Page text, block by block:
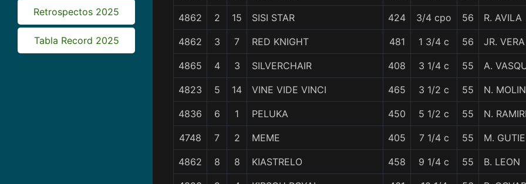
Retrospectos 2025
Tabla Record 2025
4862 2 15 SISI STAR 424 3/4 cpo 56 R. AVILA
4862 3 7 RED KNIGHT 481 1 3/4 c 56 JR. VERA
4865 4 3 SILVERCHAIR 408 3 1/4 c 55 A.
4823 5 14 VINE VIDE VINCI 465 3 1/2 c 55 N.
4836 6 1 PELUKA 450 5 1/2 c 55 N.
4748 7 2 MEME 405 7 1/4 c 55 M.
4862 8 8 KIASTRELO 458 9 1/4 c 55 B. LEON